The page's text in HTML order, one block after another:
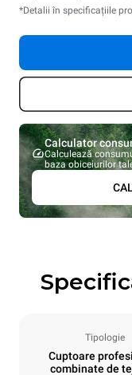
*Detalii în specificațiile
Calculator
Calculează
baza obiceiurilor
Tipologie
Cuptoare
combinate de